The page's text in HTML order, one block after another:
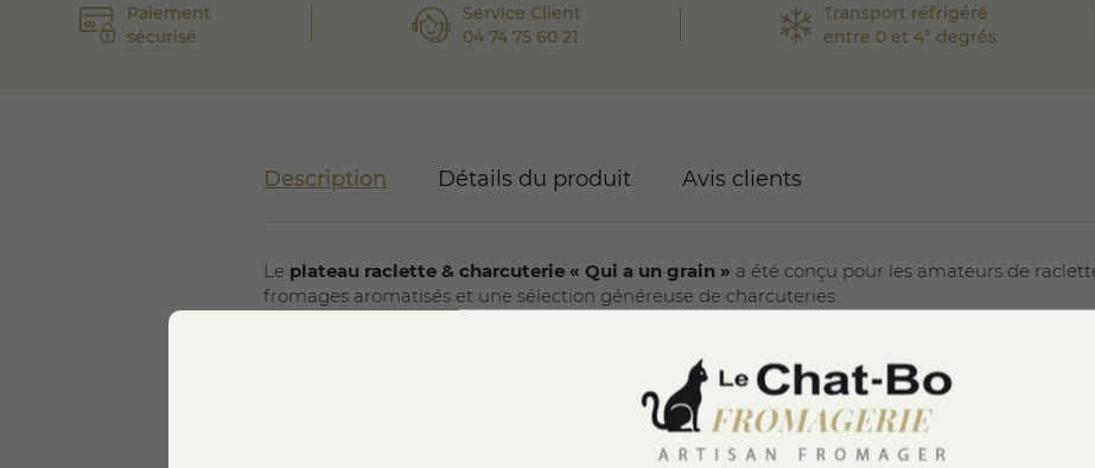
Paiement
sécurisé
Service Client
04 74 75 60 21
Transport réfrigéré
entre 0 et 4° degrés
Description Détails du produit Avis clients
Le plateau raclette & charcuterie « Qui a un grain » a été conçu pour les amateurs de
fromages aromatisés et une sélection généreuse de charcuteries.
fourni par les agriculteurs de cinq communes. Elle offre une pâte souple et fondante, aux
, fromage né en 1991 à La Balme-de-Thuy en